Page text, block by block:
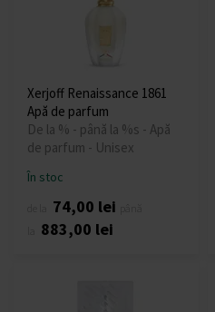
Xerjoff Renaissance 1861
Apă de parfum
De la % - până la %s - Apă
de parfum - Unisex
În stoc
74,00 lei
883,00 lei